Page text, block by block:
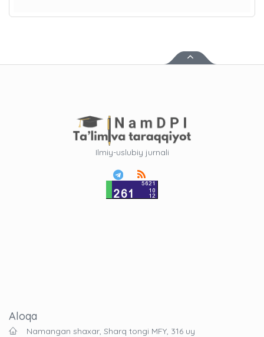
Ilmiy-uslubiy jurnali
Aloqa
Namangan shaxar, Sharq tongi MFY, 316 uy